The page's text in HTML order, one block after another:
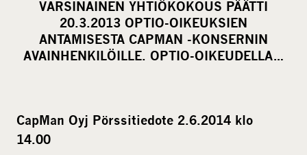
n
s
o
c
l
VARSINAINEN YHTIÖKOKOUS PÄÄTTI
20.3.2013 OPTIO-OIKEUKSIEN
ANTAMISESTA CAPMAN -KONSERNIN
AVAINHENKILÖILLE. OPTIO-OIKEUDELLA…
CapMan Oyj Pörssitiedote 2.6.2014 klo
14.00